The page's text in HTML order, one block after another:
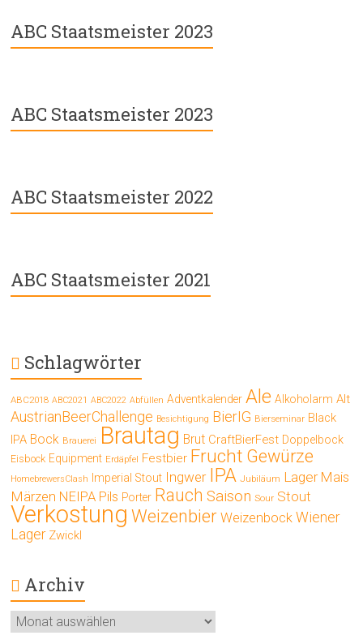
ABC Staatsmeister 2023
ABC Staatsmeister 2023
ABC Staatsmeister 2022
ABC Staatsmeister 2021
Schlagwörter
ABC2018 ABC2021 ABC2022 Abfüllen Adventkalender Ale Alkoholarm Alt
AustrianBeerChallenge Besichtigung BierIG Bierseminar Black
IPA Bock Brauerei Brautag Brut CraftBierFest Doppelbock
Eisbock Equipment Erdäpfel Festbier Frucht Gewürze
HomebrewersClash Imperial Stout Ingwer IPA Jubiläum Lager Mais
Märzen NEIPA Pils Porter Rauch Saison Sour Stout
Verkostung Weizenbier Weizenbock Wiener
Lager Zwickl
Archiv
Archiv